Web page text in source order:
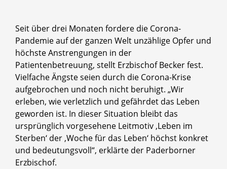
Seit über drei Monaten fordere die Corona-
Pandemie auf der ganzen Welt unzählige Opfer und
höchste Anstrengungen in der
Patientenbetreuung, stellt Erzbischof Becker fest.
Vielfache Ängste seien durch die Corona-Krise
aufgebrochen und noch nicht beruhigt. „Wir
erleben, wie verletzlich und gefährdet das Leben
geworden ist. In dieser Situation bleibt das
ursprünglich vorgesehene Leitmotiv ‚Leben im
Sterben‘ der ‚Woche für das Leben‘ höchst konkret
und bedeutungsvoll“, erklärte der Paderborner
Erzbischof.